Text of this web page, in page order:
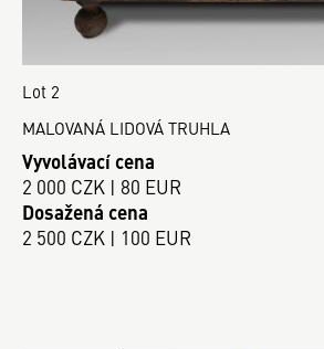
Lot 2
MALOVANÁ LIDOVÁ TRUHLA
Vyvolávací cena
2 000 CZK | 80 EUR
Dosažená cena
2 500 CZK | 100 EUR